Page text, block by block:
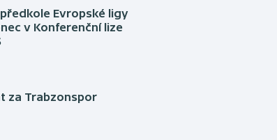
Evropské ligy
v Konferenční lize
za Trabzonspor